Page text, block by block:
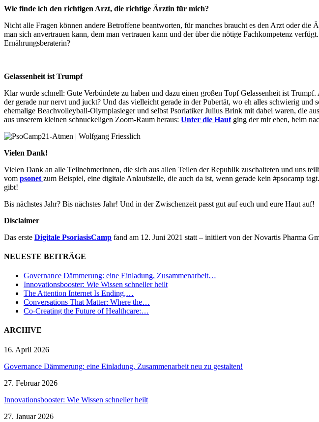
Wie finde ich den richtigen Arzt, die richtige Ärztin für mich?
Nicht alle Fragen können andere Betroffene beantworten, für manches braucht es den Arzt oder
man sich anvertrauen kann, dem man vertrauen kann und der über die nötige Fachkompetenz
Ernährungsberaterin?
Gelassenheit ist Trumpf
Klar wurde schnell: Gute Verbündete zu haben und dazu einen großen Topf Gelassenheit ist
der gerade nur nervt und juckt? Und das vielleicht gerade in der Pubertät, wo eh alles schwierig
ehemalige Beachvolleyball-Olympiasieger und selbst Psoriatiker Julius Brink mit dabei waren, die
aus unserem kleinen schnuckeligen Zoom-Raum heraus: Unter die Haut ging der mir eben, beim
Vielen Dank!
Vielen Dank an alle Teilnehmerinnen, die sich aus allen Teilen der Republik zuschalteten und uns
vom psonet zum Beispiel, eine digitale Anlaufstelle, die auch da ist, wenn gerade kein #psocamp
gibt!
Bis nächstes Jahr? Bis nächstes Jahr! Und in der Zwischenzeit passt gut auf euch und eure Haut auf!
Disclaimer
Das erste Digitale PsoriasisCamp fand am 12. Juni 2021 statt – initiiert von der Novartis Pharma
NEUESTE BEITRÄGE
Governance Dämmerung: eine Einladung, Zusammenarbeit…
Innovationsbooster: Wie Wissen schneller heilt
The Attention Internet Is Ending,…
Conversations That Matter: Where the…
Co-Creating the Future of Healthcare:…
ARCHIVE
16. April 2026
Governance Dämmerung: eine Einladung, Zusammenarbeit neu zu gestalten!
27. Februar 2026
Innovationsbooster: Wie Wissen schneller heilt
27. Januar 2026